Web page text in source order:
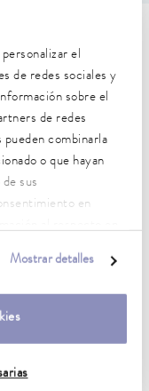
el
de redes sociales y
sobre el
de redes
pueden combinarla
o que hayan
sus
en
Mostrar detalles
(según
por